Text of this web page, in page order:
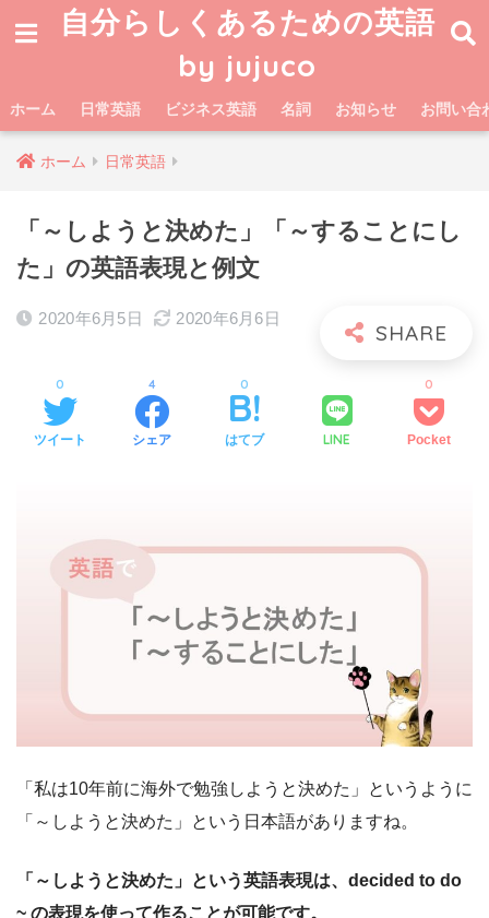
自分らしくあるための英語
by jujuco
ホーム 日常英語 ビジネス英語 名詞 お知らせ お問い合
ホーム 日常英語
「～しようと決めた」「～することにし
た」の英語表現と例文
2020年6月5日 2020年6月6日
ツイート
0
シェア
4
はてブ
0
LINE Pocket
0
「私は10年前に海外で勉強しようと決めた」というように
「～しようと決めた」という日本語がありますね。
「～しようと決めた」という英語表現は、 decided to do
~ の表現を使って作ることが可能です。